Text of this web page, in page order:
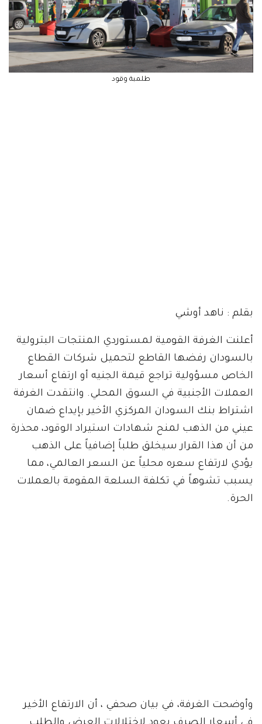
طلمبة وقود
بقلم : ناهد أوشي
أعلنت الغرفة القومية لمستوردي المنتجات البترولية
بالسودان رفضها القاطع لتحميل شركات القطاع
الخاص مسؤولية تراجع قيمة الجنيه أو ارتفاع أسعار
العملات الأجنبية في السوق المحلي. وانتقدت الغرفة
اشتراط بنك السودان المركزي الأخير بإيداع ضمان
عيني من الذهب لمنح شهادات استيراد الوقود، محذرة
من أن هذا القرار سيخلق طلباً إضافياً على الذهب
يؤدي لارتفاع سعره محلياً عن السعر العالمي، مما
يسبب تشوهاً في تكلفة السلعة المقومة بالعملات
الحرة.
وأوضحت الغرفة، في بيان صحفي ، أن الارتفاع الأخير